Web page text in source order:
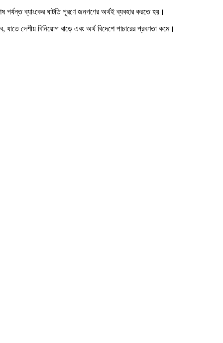
পর্যন্ত ব্যাংকের ঘাটতি পূরণে জনগণের অর্থই ব্যবহার করতে হয়।
দেশীয় বিনিয়োগ বাড়ে এবং অর্থ বিদেশে পাচারের প্রবণতা কমে।